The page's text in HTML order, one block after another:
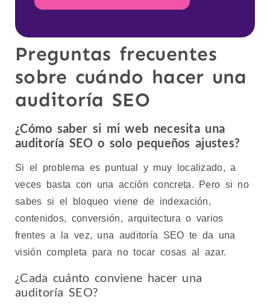
Preguntas frecuentes
sobre cuándo hacer una
auditoría SEO
¿Cómo saber si mi web necesita una
auditoría SEO o solo pequeños ajustes?
Si el problema es puntual y muy localizado, a
veces basta con una acción concreta. Pero si no
sabes si el bloqueo viene de indexación,
contenidos, conversión, arquitectura o varios
frentes a la vez, una auditoría SEO te da una
visión completa para no tocar cosas al azar.
¿Cada cuánto conviene hacer una
auditoría SEO?